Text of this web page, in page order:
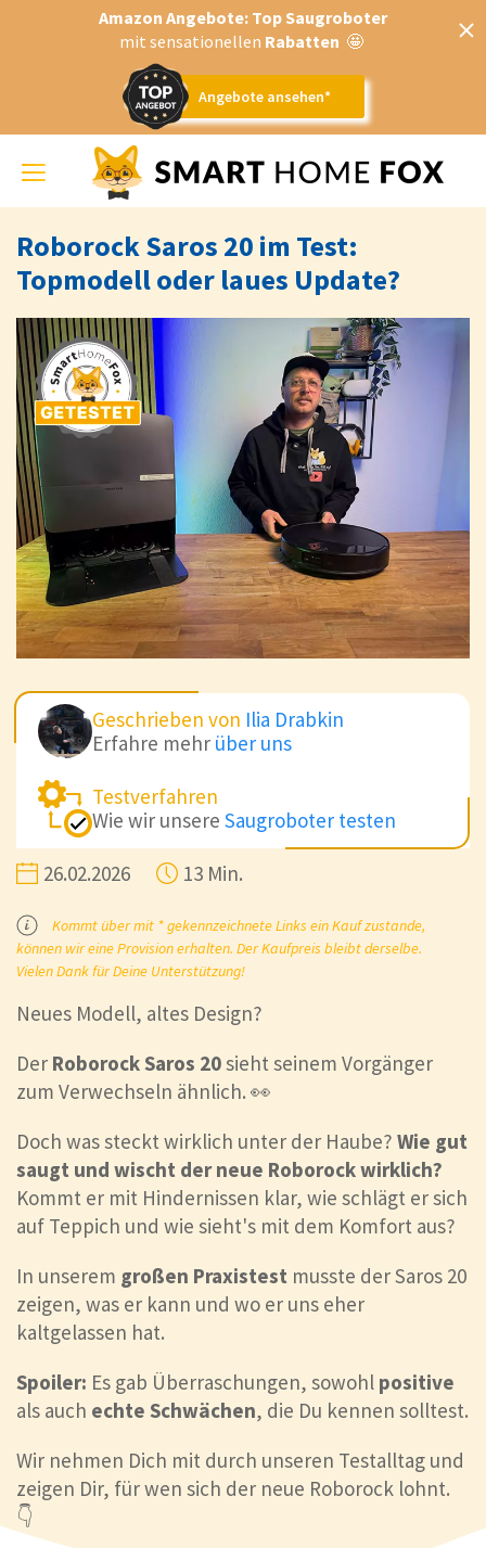
Amazon Angebote: Top Saugroboter
mit sensationellen Rabatten 🤩
Angebote ansehen*
Toggle
navigation
Roborock Saros 20 im Test:
Topmodell oder laues Update?
Geschrieben von Ilia Drabkin
Erfahre mehr über uns
Testverfahren
Wie wir unsere Saugroboter testen
26.02.2026 13 Min.
Kommt über mit * gekennzeichnete Links ein Kauf zustande,
können wir eine Provision erhalten. Der Kaufpreis bleibt derselbe.
Vielen Dank für Deine Unterstützung!
Neues Modell, altes Design?
Der Roborock Saros 20sieht seinem Vorgänger
zum Verwechseln ähnlich. 👀
Doch was steckt wirklich unter der Haube? Wie gut
saugt und wischt der neue Roborock wirklich?
Kommt er mit Hindernissen klar, wie schlägt er sich
auf Teppich und wie sieht's mit dem Komfort aus?
In unserem großen Praxistest musste der Saros 20
zeigen, was er kann und wo er uns eher
kaltgelassen hat.
Spoiler: Es gab Überraschungen, sowohl positive
als auch echte Schwächen, die Du kennen solltest.
Wir nehmen Dich mit durch unseren Testalltag und
zeigen Dir, für wen sich der neue Roborock lohnt.
👇